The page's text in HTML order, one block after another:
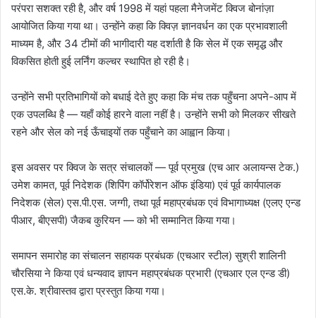
परंपरा सशक्त रही है, और वर्ष 1998 में यहां पहला मैनेजमेंट क्विज बोनांज़ा
आयोजित किया गया था। उन्होंने कहा कि क्विज़ ज्ञानवर्धन का एक प्रभावशाली
माध्यम है, और 34 टीमों की भागीदारी यह दर्शाती है कि सेल में एक समृद्ध और
विकसित होती हुई लर्निंग कल्चर स्थापित हो रही है।
उन्होंने सभी प्रतिभागियों को बधाई देते हुए कहा कि मंच तक पहुँचना अपने-आप में
एक उपलब्धि है — यहाँ कोई हारने वाला नहीं है। उन्होंने सभी को मिलकर सीखते
रहने और सेल को नई ऊँचाइयों तक पहुँचाने का आह्वान किया।
इस अवसर पर क्विज के सत्र संचालकों — पूर्व प्रमुख (एच आर अलायन्स टेक.)
उमेश कामत, पूर्व निदेशक (शिपिंग कॉर्पोरेशन ऑफ इंडिया) एवं पूर्व कार्यपालक
निदेशक (सेल) एस.पी.एस. जग्गी, तथा पूर्व महाप्रबंधक एवं विभागाध्यक्ष (एलए एन्ड
पीआर, बीएसपी) जैकब कुरियन — को भी सम्मानित किया गया।
समापन समारोह का संचालन सहायक प्रबंधक (एचआर स्टील) सुश्री शालिनी
चौरसिया ने किया एवं धन्यवाद ज्ञापन महाप्रबंधक प्रभारी (एचआर एल एन्ड डी)
एस.के. श्रीवास्तव द्वारा प्रस्तुत किया गया।